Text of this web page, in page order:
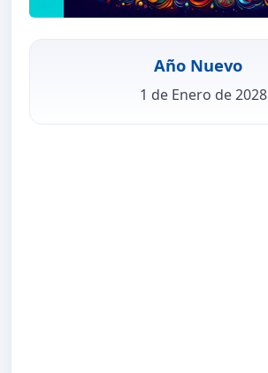
Año Nuevo
1 de Enero de 2028